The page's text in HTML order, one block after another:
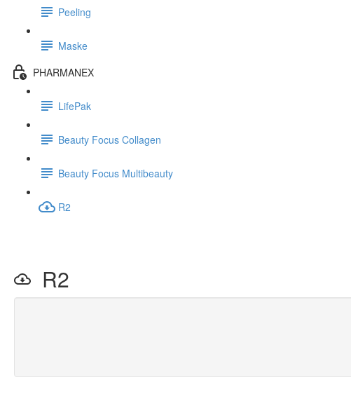
Peeling
Maske
PHARMANEX
LifePak
Beauty Focus Collagen
Beauty Focus Multibeauty
R2
R2